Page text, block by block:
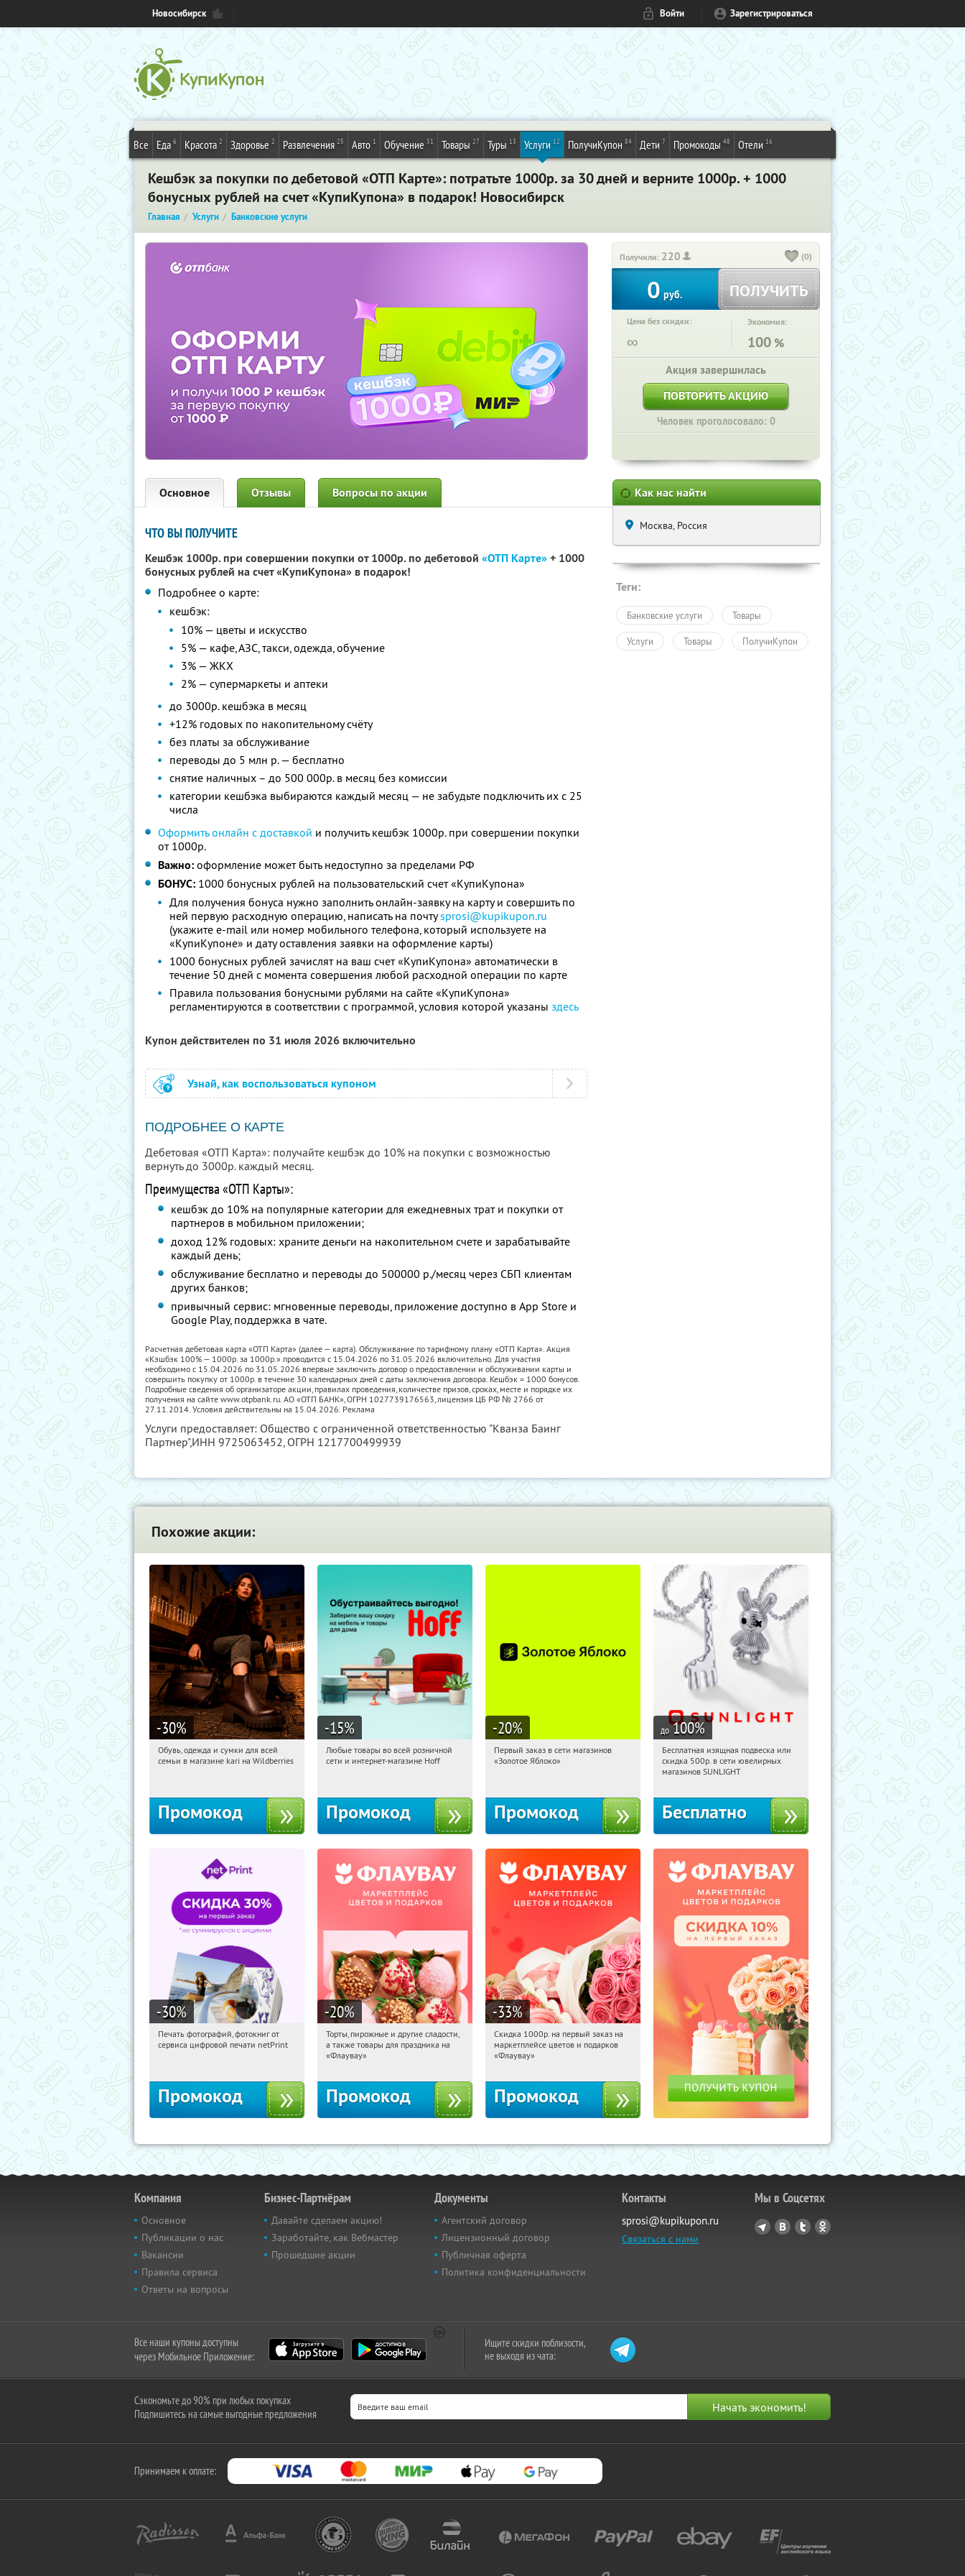
Новосибирск Войти Зарегистрироваться
Все Еда 6 Красота 2 Здоровье 2 Развлечения 25 Авто 1 Обучение 31 Товары 27 Туры 13 Услуги 12 ПолучиКупон 84 Дети 7 Промокоды 48 Отели 16
Кешбэк за покупки по дебетовой «ОТП Карте»: потратьте 1000р. за 30 дней и верните 1000р. + 1000
бонусных рублей на счет «КупиКупона» в подарок! Новосибирск
Главная Услуги Банковские услуги
Получили: 220 (0)
0 руб. ПОЛУЧИТЬ
Цена без скидки:
∞
Экономия:
100 %
Акция завершилась
ПОВТОРИТЬ АКЦИЮ
Человек проголосовало: 0
Основное Отзывы Вопросы по акции
ЧТО ВЫ ПОЛУЧИТЕ
Кешбэк 1000р. при совершении покупки от 1000р. по дебетовой «ОТП Карте»+ 1000
бонусных рублей на счет «КупиКупона» в подарок!
Подробнее о карте:
кешбэк:
10% — цветы и искусство
5% — кафе, АЗС, такси, одежда, обучение
3% — ЖКХ
2% — супермаркеты и аптеки
до 3000р. кешбэка в месяц
+12% годовых по накопительному счёту
без платы за обслуживание
переводы до 5 млн р. — бесплатно
снятие наличных – до 500 000р. в месяц без комиссии
категории кешбэка выбираются каждый месяц — не забудьте подключить их с 25
числа
Оформить онлайн с доставкой и получить кешбэк 1000р. при совершении покупки
от 1000р.
Важно: оформление может быть недоступно за пределами РФ
БОНУС: 1000 бонусных рублей на пользовательский счет «КупиКупона»
Для получения бонуса нужно заполнить онлайн-заявку на карту и совершить по
ней первую расходную операцию, написать на почтуsprosi@kupikupon.ru
(укажите e-mail или номер мобильного телефона, который используете на
«КупиКупоне» и дату оставления заявки на оформление карты)
1000 бонусных рублей зачислят на ваш счет «КупиКупона» автоматически в
течение 50 дней с момента совершения любой расходной операции по карте
Правила пользования бонусными рублями на сайте «КупиКупона»
регламентируются в соответствии с программой, условия которой указаны здесь
Купон действителен по 31 июля 2026 включительно
Узнай, как воспользоваться купоном
ПОДРОБНЕЕ О КАРТЕ
Дебетовая «ОТП Карта»: получайте кешбэк до 10% на покупки с возможностью
вернуть до 3000р. каждый месяц.
Преимущества «ОТП Карты»:
кешбэк до 10% на популярные категории для ежедневных трат и покупки от
партнеров в мобильном приложении;
доход 12% годовых: храните деньги на накопительном счете и зарабатывайте
каждый день;
обслуживание бесплатно и переводы до 500000 р./месяц через СБП клиентам
других банков;
привычный сервис: мгновенные переводы, приложение доступно в App Store и
Google Play, поддержка в чате.
Расчетная дебетовая карта «ОТП Карта» (далее — карта). Обслуживание по тарифному плану «ОТП Карта». Акция
«Кэшбэк 100% — 1000р. за 1000р.» проводится с 15.04.2026 по 31.05.2026 включительно. Для участия
необходимо с 15.04.2026 по 31.05.2026 впервые заключить договор о предоставлении и обслуживании карты и
совершить покупку от 1000р. в течение 30 календарных дней с даты заключения договора. Кешбэк = 1000 бонусов.
Подробные сведения об организаторе акции, правилах проведения, количестве призов, сроках, месте и порядке их
получения на сайте www.otpbank.ru. АО «ОТП БАНК», ОГРН 1027739176563, лицензия ЦБ РФ № 2766 от
27.11.2014. Условия действительны на 15.04.2026. Реклама
Услуги предоставляет: Общество с ограниченной ответственностью "Кванза Баинг
Партнер",ИНН 9725063452, ОГРН 1217700499939
Как нас найти
Москва, Россия
Теги:
Банковские услуги Товары
Услуги Товары ПолучиКупон
Похожие акции:
-30%
17:25:51 Получили:
Обувь, одежда и сумки для всей
семьи в магазине kari на Wildberries
Промокод
-15%
17:25:51 Получили:
Любые товары во всей розничной
сети и интернет-магазине Hoff
Промокод
-20%
17:25:51
Получи первым!
Первый заказ в сети магазинов
«Золотое Яблоко»
Промокод
до 100%
17:25:51 Получили:
Россия
Бесплатная изящная подвеска или
скидка 500р. в сети ювелирных
магазинов SUNLIGHT
Бесплатно
-30%
17:25:51 Получили:
Печать фотографий, фотокниг от
сервиса цифровой печати netPrint
Промокод
-20%
17:25:51 Получили:
Россия
Торты, пирожные и другие сладости,
а также товары для праздника на
«Флаувау»
Промокод
-33%
17:25:51 Получили:
Россия
Скидка 1000р. на первый заказ на
маркетплейсе цветов и подарков
«Флаувау»
Промокод
Компания
Основное
Публикации о нас
Вакансии
Правила сервиса
Ответы на вопросы
Бизнес-Партнёрам
Давайте сделаем акцию!
Заработайте, как Вебмастер
Прошедшие акции
Документы
Агентский договор
Лицензионный договор
Публичная оферта
Политика конфиденциальности
Контакты
sprosi@kupikupon.ru
Связаться с нами
Мы в Соцсетях
Все наши купоны доступны
через Мобильное Приложение:
Ищите скидки поблизости,
не выходя из чата:
Сэкономьте до 90% при любых покупках
Подпишитесь на самые выгодные предложения
Принимаем к оплате: